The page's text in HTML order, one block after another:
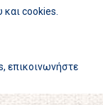
και cookies.
επικοινωνήστε